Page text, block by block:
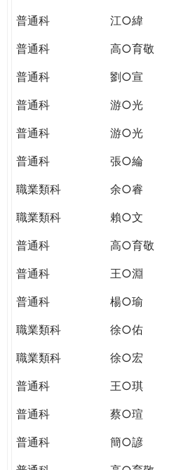
普通科
江○緯
普通科
高○育敬
普通科
劉○宣
普通科
游○光
普通科
游○光
普通科
張○綸
職業類科
余○睿
職業類科
賴○文
普通科
高○育敬
普通科
王○淵
普通科
楊○瑜
職業類科
徐○佑
職業類科
徐○宏
普通科
王○琪
普通科
蔡○瑄
普通科
簡○諺